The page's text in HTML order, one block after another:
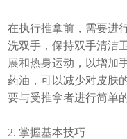
在执行推拿前，需要进
洗双手，保持双手清洁
展和热身运动，以增加
药油，可以减少对皮肤
要与受推拿者进行简单
2. 掌握基本技巧